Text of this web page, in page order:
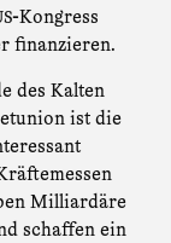
-Kongress
finanzieren.
des Kalten
ist die
Milliardäre
schaffen ein